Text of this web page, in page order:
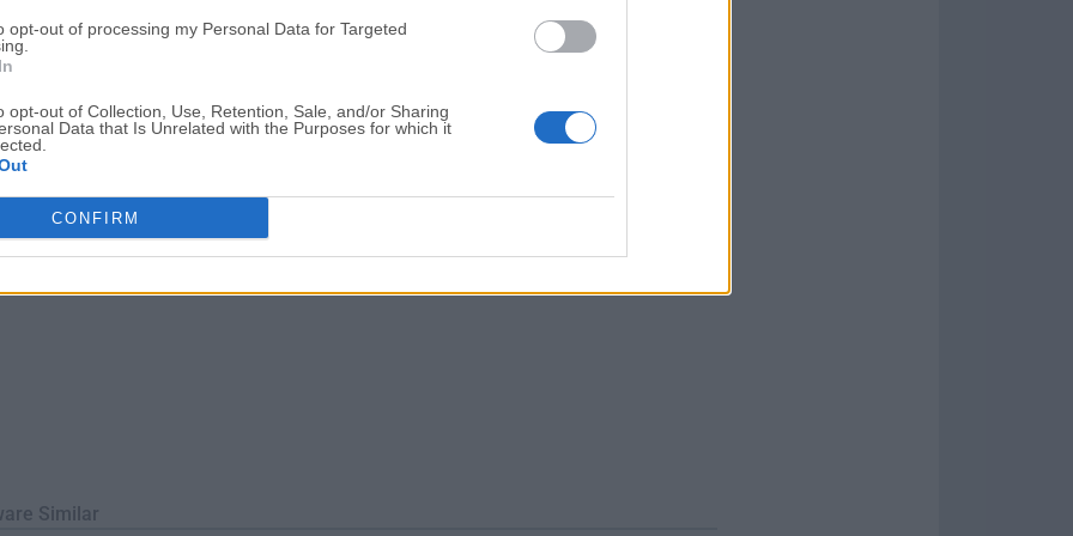
opt-out of processing my Personal Data for Targeted
opt-out of Collection, Use, Retention, Sale, and/or Sharing
Data that Is Unrelated with the Purposes for which it
CONFIRM
base ASUS. Ofrece a los usuarios opciones avanzadas de control de
ajustar las velocidades de ...
Similar